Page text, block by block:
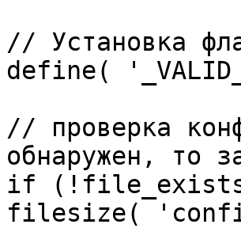
// Установка
define(
// проверка
обнаружен, то
if
filesize(